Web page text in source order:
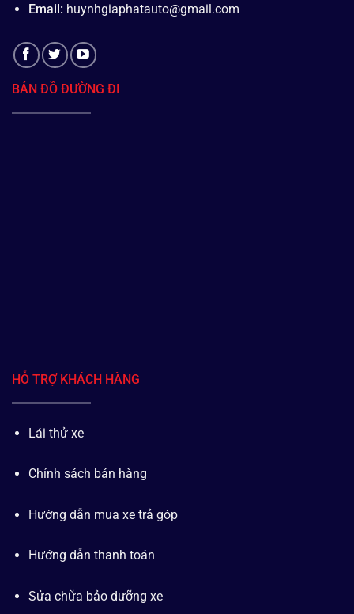
Email: huynhgiaphatauto@gmail.com
BẢN ĐỒ ĐƯỜNG ĐI
HỖ TRỢ KHÁCH HÀNG
Lái thử xe
Chính sách bán hàng
Hướng dẫn mua xe trả góp
Hướng dẫn thanh toán
Sửa chữa bảo dưỡng xe